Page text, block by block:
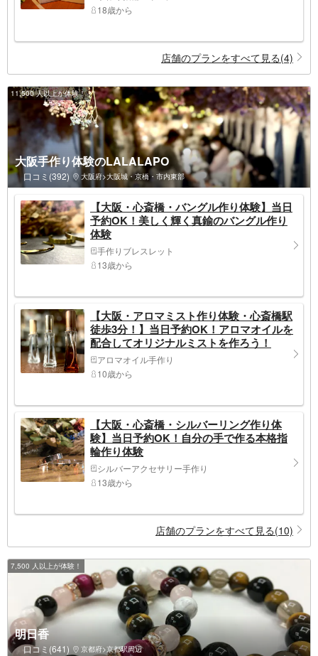
18歳から
店舗のプランをすべて見る(4)
11,500 人以上が体験！
大阪手作り体験のLALALAPO
口コミ(392) 大阪府>大阪城・京橋・市内東部
【大阪・心斎橋・バングル作り体験】当日
予約OK！美しく輝く真鍮のバングル作り
体験
手作りブレスレット
13歳から
【大阪・アロマミスト作り体験・心斎橋駅
徒歩3分！】当日予約OK！アロマオイルを
配合してオリジナルミストを作ろう！
アロマオイル手作り
10歳から
【大阪・心斎橋・シルバーリング作り体
験】当日予約OK！自分の手で作る本格指
輪作り体験
シルバーアクセサリー手作り
13歳から
店舗のプランをすべて見る(10)
7,500 人以上が体験！
明日香
口コミ(641) 京都府>京都駅周辺